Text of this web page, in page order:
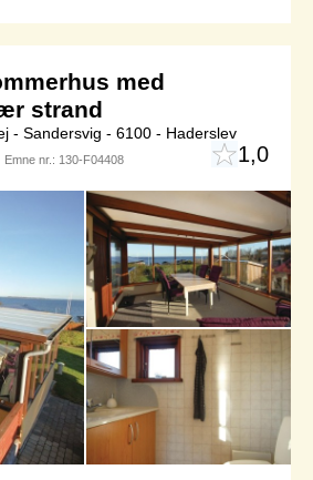
med
strand
- Sandersvig - 6100 - Haderslev
Emne nr.: 130-F04408 1,0